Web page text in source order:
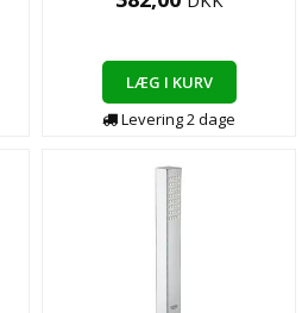
LÆG I KURV
Levering2dage